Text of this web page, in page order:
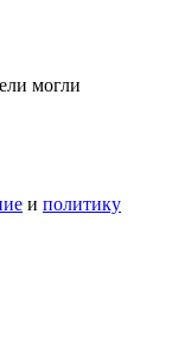
могли
и политику